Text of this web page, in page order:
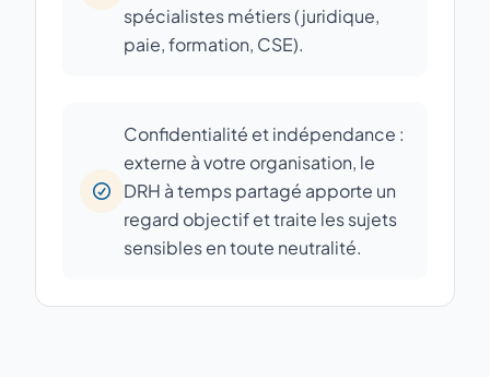
spécialistes métiers (juridique,
paie, formation, CSE).
Confidentialité et indépendance :
externe à votre organisation, le
DRH à temps partagé apporte un
regard objectif et traite les sujets
sensibles en toute neutralité.